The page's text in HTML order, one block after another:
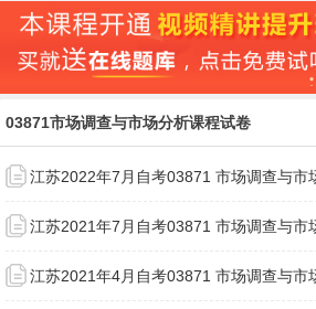
03871市场调查与市场分析课程试卷
江苏2022年7月自考03871 市场调查与市
江苏2021年7月自考03871 市场调查与市
江苏2021年4月自考03871 市场调查与市